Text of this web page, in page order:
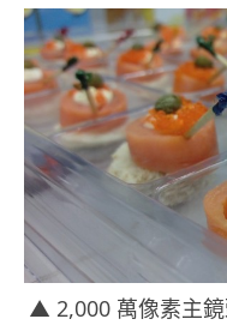
▲ 2,000 萬像素主鏡